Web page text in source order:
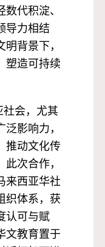
代积淀、
导力相结
背景下，
塑造可持续
社会，尤其
影响力，
推动文化传
次合作，
来西亚华社
织体系，获
认可与赋
文教育置于